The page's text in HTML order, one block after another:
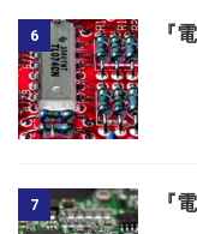
6 『
7 『